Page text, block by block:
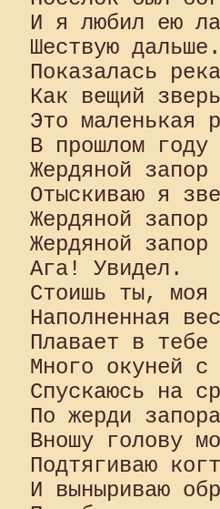
И я любил ею
Шествую дальше.
Показалась
Как вещий
Это маленькая
В прошлом
Жердяной
Отыскиваю я
Жердяной
Жердяной
Ага! Увидел.
Стоишь ты, моя
Наполненная
Плавает в тебе
Много окуней с
Спускаюсь на
По жерди
Вношу голову
Подтягиваю
И выныриваю